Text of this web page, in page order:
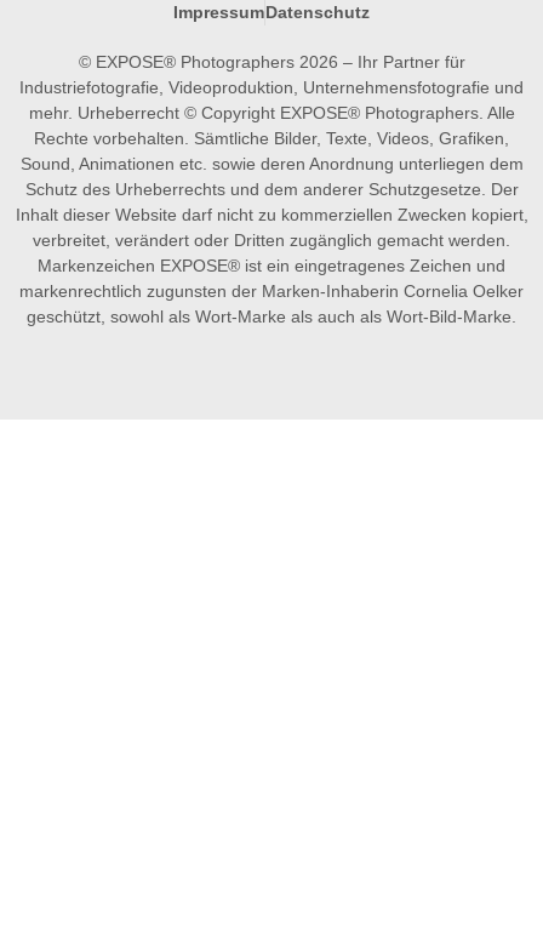
ImpressumDatenschutz
© EXPOSE® Photographers 2026 – Ihr Partner für
Industriefotografie, Videoproduktion, Unternehmensfotografie und
mehr. Urheberrecht © Copyright EXPOSE® Photographers. Alle
Rechte vorbehalten. Sämtliche Bilder, Texte, Videos, Grafiken,
Sound, Animationen etc. sowie deren Anordnung unterliegen dem
Schutz des Urheberrechts und dem anderer Schutzgesetze. Der
Inhalt dieser Website darf nicht zu kommerziellen Zwecken kopiert,
verbreitet, verändert oder Dritten zugänglich gemacht werden.
Markenzeichen EXPOSE® ist ein eingetragenes Zeichen und
markenrechtlich zugunsten der Marken-Inhaberin Cornelia Oelker
geschützt, sowohl als Wort-Marke als auch als Wort-Bild-Marke.